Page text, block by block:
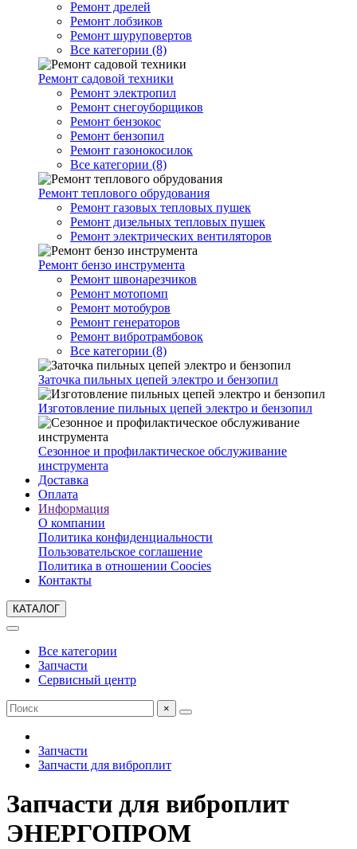
Ремонт дрелей
Ремонт лобзиков
Ремонт шуруповертов
Все категории (8)
Ремонт садовой техники
Ремонт электропил
Ремонт снегоуборщиков
Ремонт бензокос
Ремонт бензопил
Ремонт газонокосилок
Все категории (8)
Ремонт теплового обрудования
Ремонт газовых тепловых пушек
Ремонт дизельных тепловых пушек
Ремонт электрических вентиляторов
Ремонт бензо инструмента
Ремонт швонарезчиков
Ремонт мотопомп
Ремонт мотобуров
Ремонт генераторов
Ремонт вибротрамбовок
Все категории (8)
Заточка пильных цепей электро и бензопил
Изготовление пильных цепей электро и бензопил
Сезонное и профилактическое обслуживание
инструмента
Доставка
Оплата
Информация
О компании
Политика конфиденциальности
Пользовательское соглашение
Политика в отношении Coocies
Контакты
КАТАЛОГ
Все категории
Запчасти
Сервисный центр
×
Запчасти
Запчасти для виброплит
Запчасти для виброплит
ЭНЕРГОПРОМ